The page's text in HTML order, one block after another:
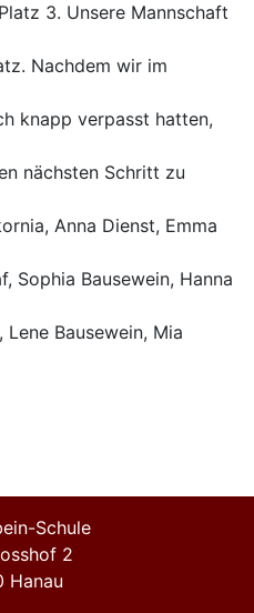
3. Unsere Mannschaft
Nachdem wir im
knapp verpasst hatten,
nächsten Schritt zu
Anna Dienst, Emma
Sophia Bausewein, Hanna
Bausewein, Mia
Schule
2
Hanau